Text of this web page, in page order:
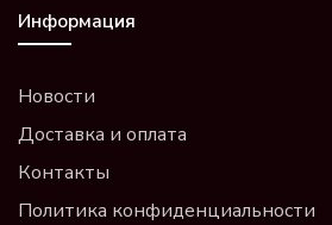
Информация
Новости
Доставка и оплата
Контакты
Политика конфиденциальности